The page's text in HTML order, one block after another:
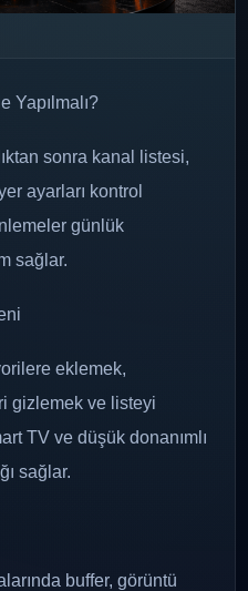
Yapılmalı?
sonra kanal listesi,
ayarları kontrol
günlük
sağlar.
eklemek,
gizlemek ve listeyi
TV ve düşük donanımlı
sağlar.
buffer, görüntü